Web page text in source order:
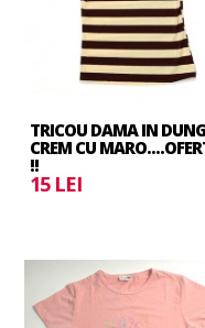
TRICOU DAMA IN
CREM CU
!!
15 LEI